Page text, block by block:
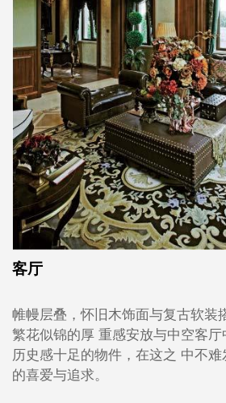
客厅
帷幔层叠，怀旧木饰面与复古软装
繁花似锦的厚 重感安放与中空客
历史感十足的物件，在这之 中不
的喜爱与追求。